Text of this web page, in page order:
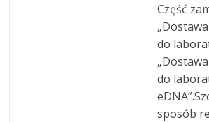
Część
do
do
sposób